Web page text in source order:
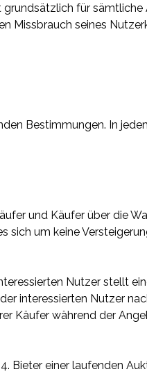
für sämtliche
Missbrauch seines
Bestimmungen. In
und Käufer über die
um keine
Nutzer stellt
interessierten Nutzer
Käufer während der
Bieter einer laufenden